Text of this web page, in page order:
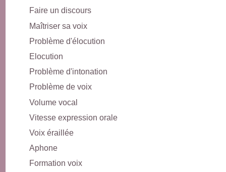
Faire un discours
Maîtriser sa voix
Problème d'élocution
Elocution
Problème d'intonation
Problème de voix
Volume vocal
Vitesse expression orale
Voix éraillée
Aphone
Formation voix